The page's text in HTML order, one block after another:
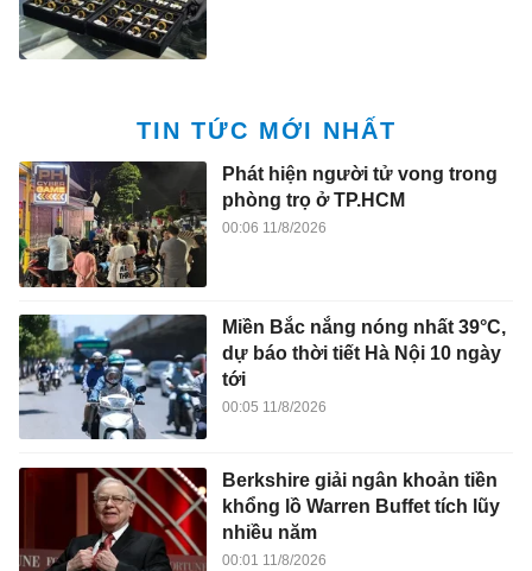
TIN TỨC MỚI NHẤT
Phát hiện người tử vong trong
phòng trọ ở TP.HCM
00:06 11/8/2026
Miền Bắc nắng nóng nhất 39°C,
dự báo thời tiết Hà Nội 10 ngày
tới
00:05 11/8/2026
Berkshire giải ngân khoản tiền
khổng lồ Warren Buffet tích lũy
nhiều năm
00:01 11/8/2026